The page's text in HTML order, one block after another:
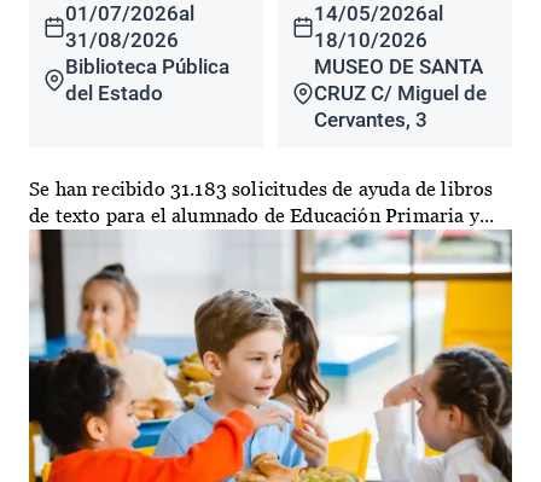
01/07/2026al
31/08/2026
Biblioteca Pública
del Estado
14/05/2026al
18/10/2026
MUSEO DE SANTA
CRUZ C/ Miguel de
Cervantes, 3
Se han recibido 31.183 solicitudes de ayuda de libros
de texto para el alumnado de Educación Primaria y...